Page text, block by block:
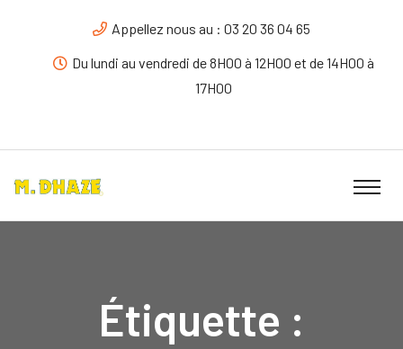
Appellez nous au : 03 20 36 04 65
Du lundi au vendredi de 8H00 à 12H00 et de 14H00 à
17H00
Étiquette :